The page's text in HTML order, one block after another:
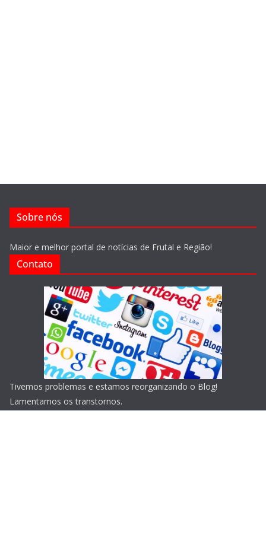
Sobre nós
Maior e melhor portal de notícias de Frutal e Região!
Contato
Tivemos problemas e estamos reorganizando o Blog!
Lamentamos os transtornos.